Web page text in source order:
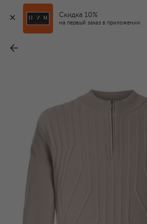
Скидка 10%
на первый заказ в приложении